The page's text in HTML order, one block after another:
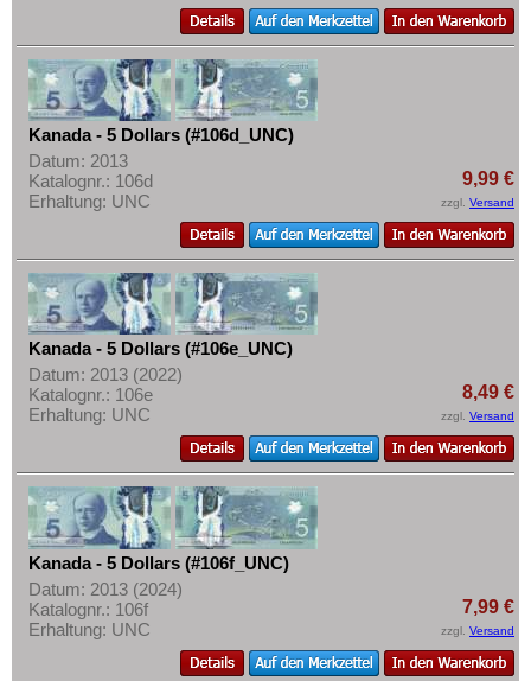
Liefer- und Versandkosten
AGB
Impressum
Kanada - 5 Dollars (#106d_UNC)
Datum: 2013
Katalognr.: 106d
Erhaltung: UNC
9,99 €
zzgl. Versand
Kanada - 5 Dollars (#106e_UNC)
Datum: 2013 (2022)
Katalognr.: 106e
Erhaltung: UNC
8,49 €
zzgl. Versand
Kanada - 5 Dollars (#106f_UNC)
Datum: 2013 (2024)
Katalognr.: 106f
Erhaltung: UNC
7,99 €
zzgl. Versand